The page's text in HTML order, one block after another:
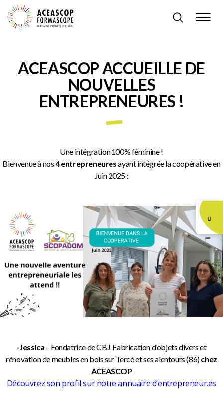
ACEASCOP ACCUEILLE DE
NOUVELLES
ENTREPRENEURES !
Une intégration 100% féminine !
Bienvenue à nos4 entrepreneuresayant intégrée la coopérative en
Juin 2025 :
-Jessica – Fondatrice de CBJ, Fabrication d’objets divers et
rénovation de meubles en bois sur Tercé et ses alentours (86)chez
ACEASCOP
Découvrez son profil sur notre annuaire d’entrepreneur.es